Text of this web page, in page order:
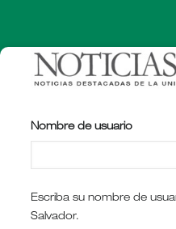
contenido
principal
Nombre de usuario
Escriba su nombre de
Salvador.